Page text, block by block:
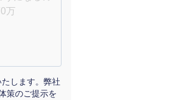
します。弊社
策のご提示を